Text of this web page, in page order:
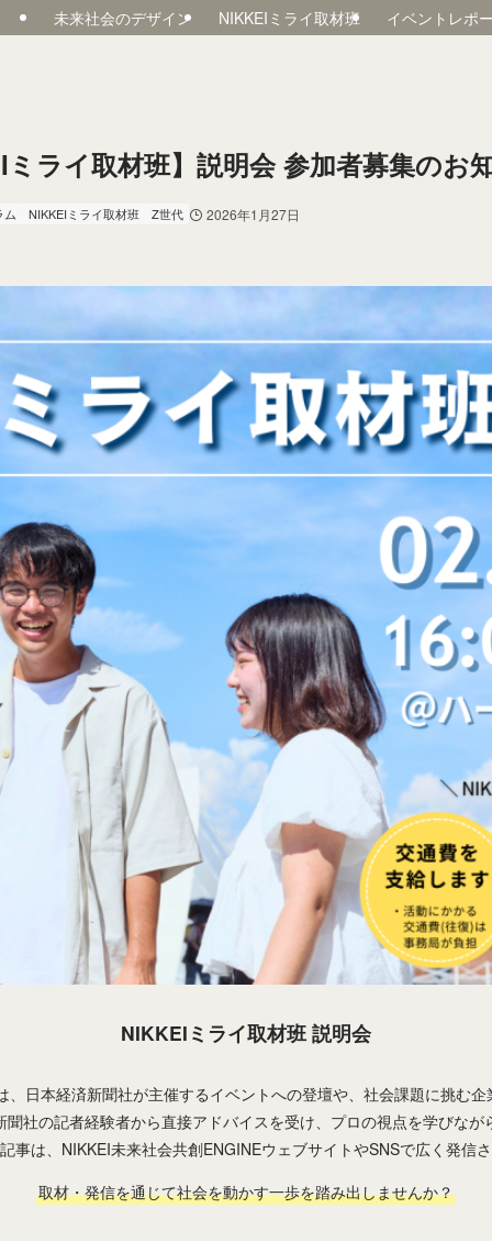
未来社会のデザイン NIKKEIミライ取材班 イベントレポ
ライ取材班​】説明会 参加者募集のお
ム NIKKEIミライ取材班 Z世代 2026年1月27日
NIKKEIミライ取材班 説明会
、日本経済新聞社が主催するイベントへの登壇や、社会課題に挑む企
社の記者経験者から直接アドバイスを受け、プロの視点を学びなが
事は、NIKKEI未来社会共創ENGINEウェブサイトやSNSで広く発信さ
取材・発信を通じて社会を動かす一歩を踏み出しませんか？